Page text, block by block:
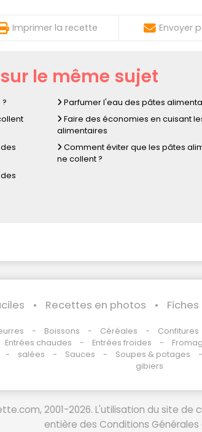
Imprimer la recette Envoyer
le même sujet
Parfumer l'eau des pâtes
Faire des économies en cuisant
alimentaires
Comment éviter que les pâtes
ne collent ?
Recettes en photos
Boissons Céréales Confitures
Entrées chaudes Entrées froides
salées Sauces Soupes & potages
gibiers
2001-2026. L'utilisation du site
entière des Conditions Générales